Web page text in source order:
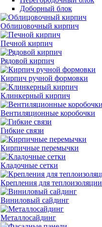
Доборный блок
Облицовочный кирпич
Печной кирпич
Рядовой кирпич
Кирпич ручной формовки
Клинкерный кирпич
Вентиляционные коробочки
Гибкие связи
Кирпичные перемычки
Кладочные сетки
Крепления для теплоизоляции
Виниловый сайдинг
Металлосайдинг